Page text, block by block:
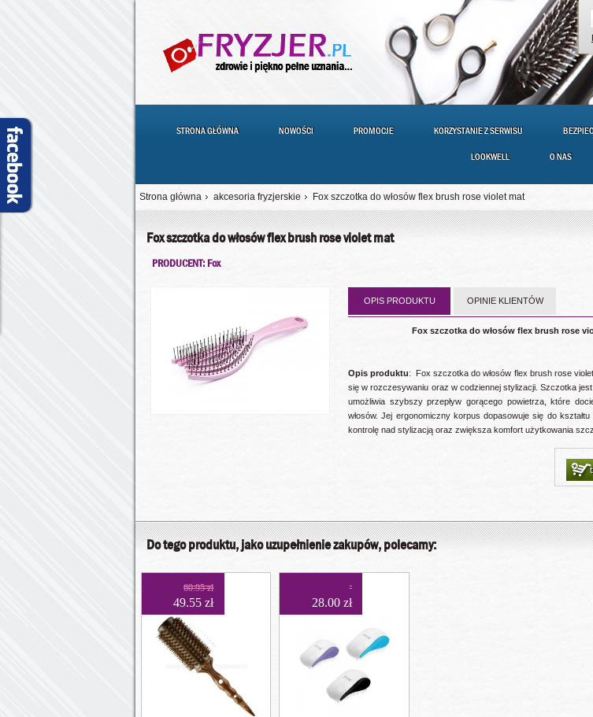
STRONA GŁÓWNA NOWOŚCI PROMOCJE KORZYSTANIE Z SERWISU
LOOKWELL O NAS
Strona główna akcesoria fryzjerskie Fox szczotka do włosów flex brush rose violet mat
Fox szczotka do włosów flex brush rose violet mat
PRODUCENT: Fox
OPIS PRODUKTU OPINIE KLIENTÓW
Fox szczotka do włosów flex brush rose
Opis produktu: Fox szczotka do włosów flex brush rose
się w rozczesywaniu oraz w codziennej stylizacji. Szczotka
umożliwia szybszy przepływ gorącego powietrza, które
włosów. Jej ergonomiczny korpus dopasowuje się do
kontrolę nad stylizacją oraz zwiększa komfort użytkowania
Do tego produktu, jako uzupełnienie zakupów, polecamy:
60.95 zł
49.55 zł 28.00 zł